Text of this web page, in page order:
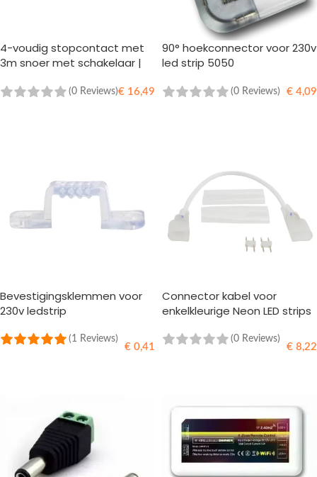
4-voudig stopcontact met
3m snoer met schakelaar |
(0 Reviews)€ 16,49
90° hoekconnector voor 230v
led strip 5050
(0 Reviews) € 4,09
Bevestigingsklemmen voor
230v ledstrip
(1 Reviews)
€ 0,41
Connector kabel voor
enkelkleurige Neon LED strips
(0 Reviews)
€ 8,22